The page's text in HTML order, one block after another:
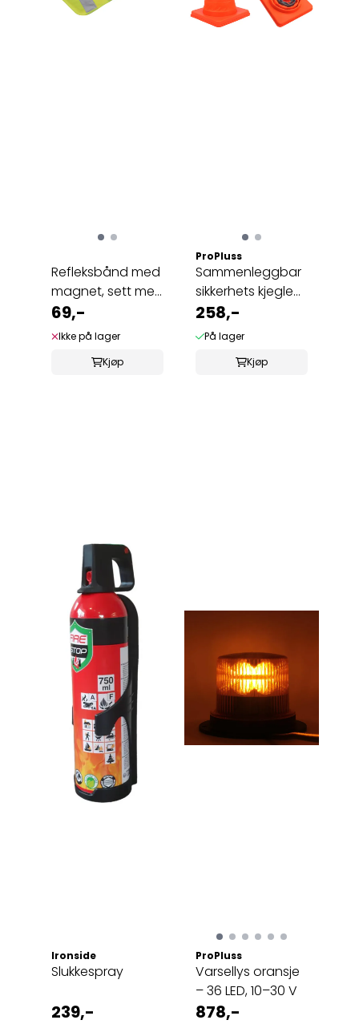
Refleksbånd med
magnet, sett med
2 stk.
69,-
Ikke på lager
Kjøp
ProPluss
Sammenleggbar
sikkerhets kjegle
med LED-lys
258,-
På lager
Kjøp
Ironside
Slukkespray
239,-
ProPluss
Varsellys oransje
– 36 LED, 10–30 V
878,-